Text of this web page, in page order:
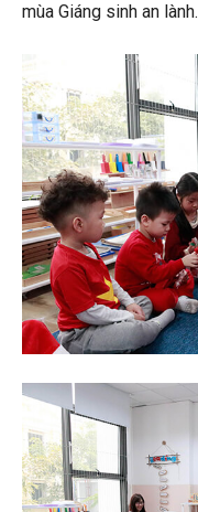
mùa Giáng sinh an lành.